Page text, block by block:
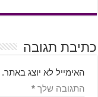
כתיבת תגובה
האימייל לא יוצג באתר.
התגובה שלך *